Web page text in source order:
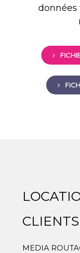
données
CLIENTS
MEDIA